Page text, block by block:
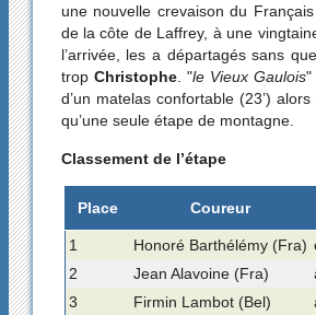
une nouvelle crevaison du
de la côte de Laffrey, à une
l’arrivée, les a départagés sans
trop Christophe. "le Vieux Gaulois"
d’un matelas confortable (23’)
qu’une seule étape de montagne.
Classement de l’étape
Place Coureur
1 Honoré Barthélémy (Fra)
2
Jean Alavoine (Fra)
3
Firmin Lambot (Bel)